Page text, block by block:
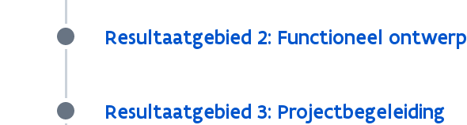
Resultaatgebied 2: Functioneel ontwerp
Resultaatgebied 3: Projectbegeleiding